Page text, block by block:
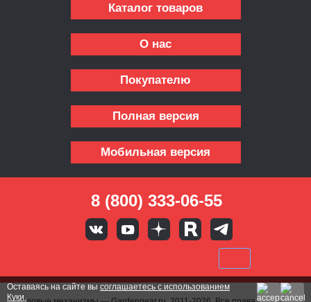
Каталог товаров
О нас
Покупателю
Полная версия
Мобильная версия
8 (800) 333-06-55
Оставаясь на сайте вы соглашаетесь с использованием
Куки.